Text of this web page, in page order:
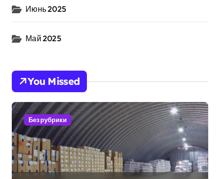
Июнь 2025
Май 2025
You Missed
Без рубрики